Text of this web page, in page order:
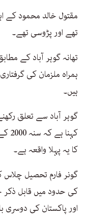
مقتول خالد محمود کے
تھے اور پڑوسی تھے۔
تھانہ گوہر آباد کے
ہمراہ ملزمان کی
ہیں۔
گوہر آباد سے تعلق
کا یہ پہلا واقعہ ہے۔
گونر فارم تحصیل
کی حدود میں قابل
اور پاکستان کی دوسری